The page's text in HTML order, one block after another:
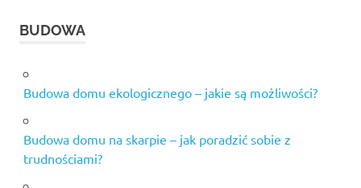
BUDOWA
Budowa domu ekologicznego – jakie są możliwości?
Budowa domu na skarpie – jak poradzić sobie z
trudnościami?